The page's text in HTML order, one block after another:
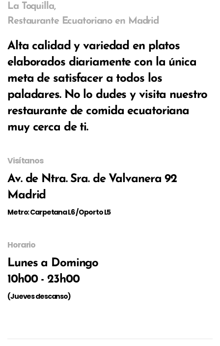
La Toquilla,
Restaurante Ecuatoriano en Madrid
Alta calidad y variedad en platos
elaborados diariamente con la única
meta de satisfacer a todos los
paladares. No lo dudes y visita nuestro
restaurante de comida ecuatoriana
muy cerca de ti.
Visítanos
Av. de Ntra. Sra. de Valvanera 92
Madrid
Metro: Carpetana L6 / Oporto L5
Horario
Lunes a Domingo
10h00 - 23h00
(Jueves descanso)